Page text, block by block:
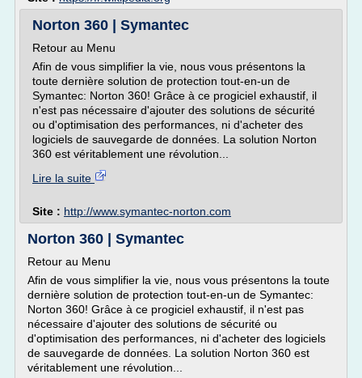
Norton 360 | Symantec
Retour au Menu
Afin de vous simplifier la vie, nous vous présentons la
toute dernière solution de protection tout-en-un de
Symantec: Norton 360! Grâce à ce progiciel exhaustif, il
n'est pas nécessaire d'ajouter des solutions de sécurité
ou d'optimisation des performances, ni d'acheter des
logiciels de sauvegarde de données. La solution Norton
360 est véritablement une révolution...
Lire la suite
Site : http://www.symantec-norton.com
Norton 360 | Symantec
Retour au Menu
Afin de vous simplifier la vie, nous vous présentons la toute
dernière solution de protection tout-en-un de Symantec:
Norton 360! Grâce à ce progiciel exhaustif, il n'est pas
nécessaire d'ajouter des solutions de sécurité ou
d'optimisation des performances, ni d'acheter des logiciels
de sauvegarde de données. La solution Norton 360 est
véritablement une révolution...